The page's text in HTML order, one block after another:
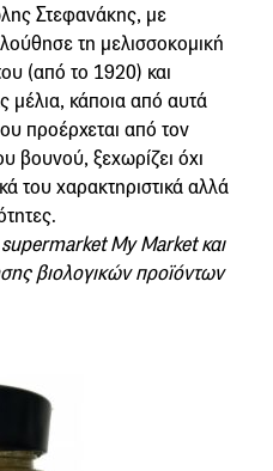
Στεφανάκης, με
τη μελισσοκομική
(από το 1920) και
μέλια, κάποια από αυτά
προέρχεται από τον
βουνού, ξεχωρίζει όχι
του χαρακτηριστικά αλλά
My Market και
βιολογικών προϊόντων